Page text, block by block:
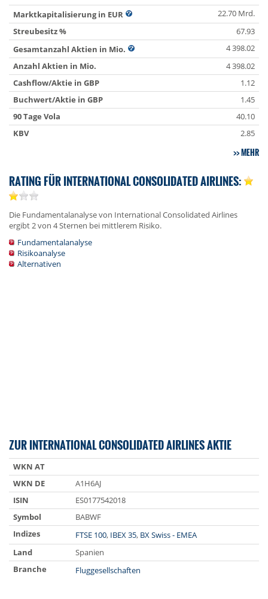
Marktkapitalisierung in EUR
22.70 Mrd.
Streubesitz %
67.93
Gesamtanzahl Aktien in Mio.
4 398.02
Anzahl Aktien in Mio.
4 398.02
Cashflow/Aktie in GBP
1.12
Buchwert/Aktie in GBP
1.45
90 Tage Vola
40.10
KBV
2.85
MEHR
RATING FÜR INTERNATIONAL CONSOLIDATED AIRLINES:
Die Fundamentalanalyse von International Consolidated Airlines
ergibt 2 von 4 Sternen bei mittlerem Risiko.
Fundamentalanalyse
Risikoanalyse
Alternativen
ZUR INTERNATIONAL CONSOLIDATED AIRLINES AKTIE
WKN AT
WKN DE
A1H6AJ
ISIN
ES0177542018
Symbol
BABWF
Indizes
FTSE 100, IBEX 35, BX Swiss - EMEA
Land
Spanien
Branche
Fluggesellschaften